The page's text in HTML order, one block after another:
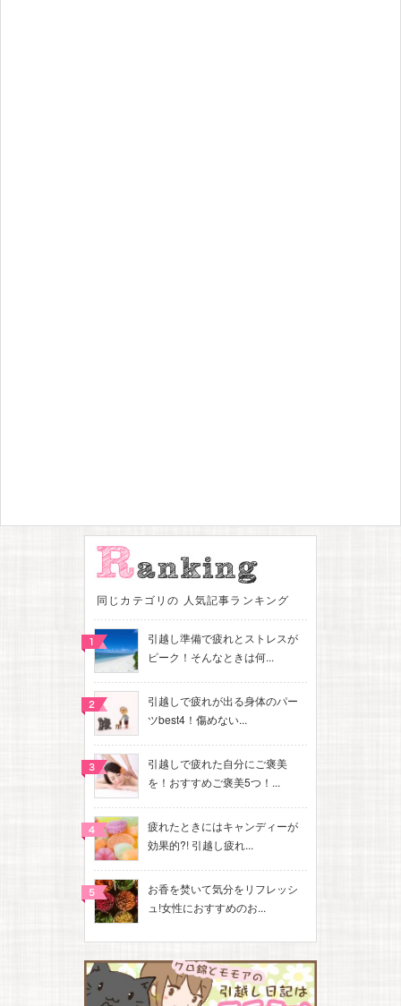
同じカテゴリの 人気記事ランキング
引越し準備で疲れとストレスが
ピーク！そんなときは何...
引越しで疲れが出る身体のパー
ツbest4！傷めない...
引越しで疲れた自分にご褒美
を！おすすめご褒美5つ！...
疲れたときにはキャンディーが
効果的?! 引越し疲れ...
お香を焚いて気分をリフレッシ
ュ!女性におすすめのお...